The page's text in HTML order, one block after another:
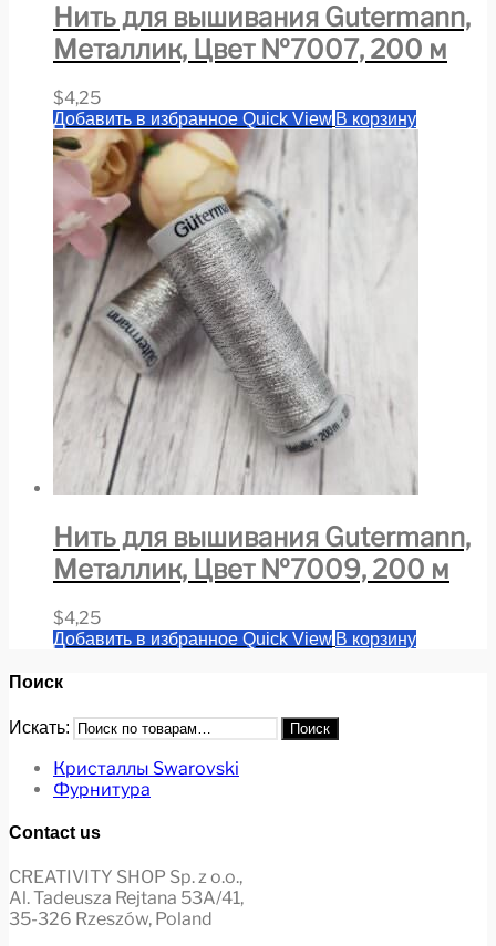
Нить для вышивания Gutermann,
Металлик, Цвет №7007, 200 м
$4,25
Добавить в избранное Quick View В корзину
Нить для вышивания Gutermann,
Металлик, Цвет №7009, 200 м
$4,25
Добавить в избранное Quick View В корзину
Поиск
Искать: Поиск
Кристаллы Swarovski
Фурнитура
Contact us
CREATIVITY SHOP Sp. z o.o.,
Al. Tadeusza Rejtana 53A/41,
35-326 Rzeszów, Poland